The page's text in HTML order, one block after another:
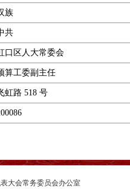
族
共
口区人大常委会
算工委副主任
飞虹路 518 号
大会常务委员会办公室